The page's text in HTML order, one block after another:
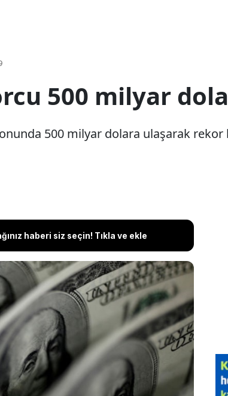
500 milyar
500 milyar dolara ulaşarak rekor
haberi siz seçin! Tıkla ve ekle
dış borç stoku 2023 sonunda 500
ulaşarak rekor kırdı. Dış borcun milli
yüzde 44.7’ye yükseldi.